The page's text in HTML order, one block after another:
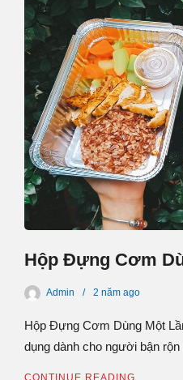
Hộp Đựng Cơm
Admin 2 năm ago
Hộp Đựng Cơm Dùng Một
dụng dành cho người bận
CONTINUE READING